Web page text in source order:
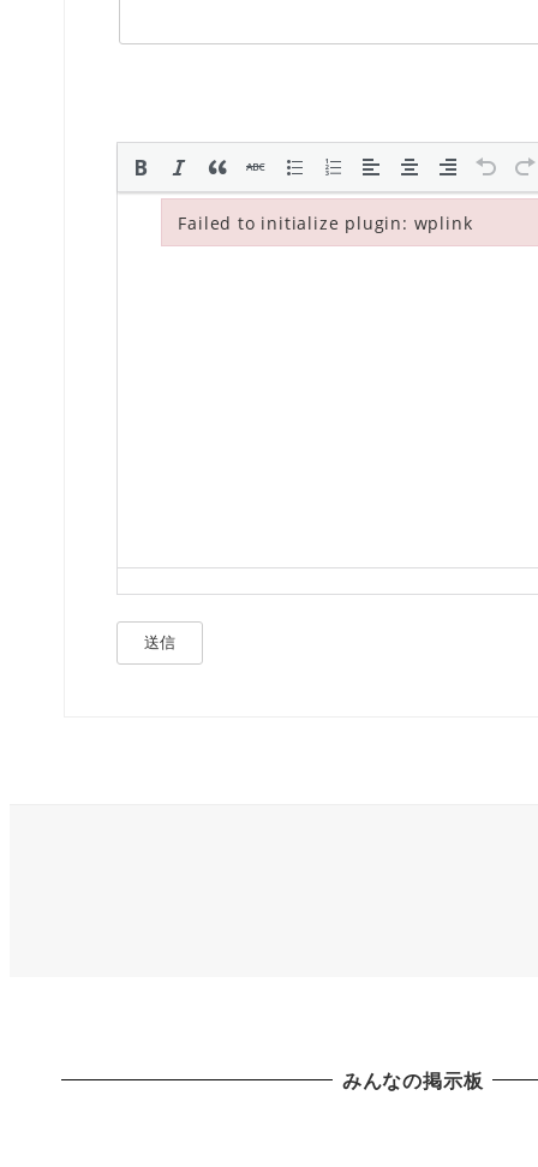
送信
みんなの掲示板
Failed to initialize plugin: wplink
Failed to initialize plugin: wplink